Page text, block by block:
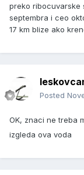
preko ribocuvarske
septembra i ceo
17 km blize ako
Posted
OK, znaci ne treba
izgleda ova voda